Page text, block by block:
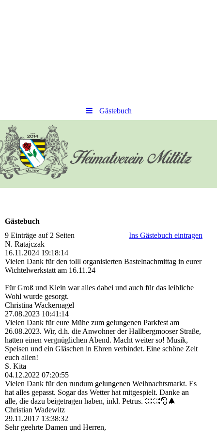
Gästebuch
Gästebuch
9 Einträge auf 2 Seiten
Ins Gästebuch eintragen
N. Ratajczak
16.11.2024 19:18:14
Vielen Dank für den tolll organisierten Bastelnachmittag in eurer
Wichtelwerkstatt am 16.11.24
Für Groß und Klein war alles dabei und auch für das leibliche
Wohl wurde gesorgt.
Christina Wackernagel
27.08.2023 10:41:14
Vielen Dank für eure Mühe zum gelungenen Parkfest am
26.08.2023. Wir, d.h. die Anwohner der Hallbergmooser Straße,
hatten einen vergnüglichen Abend. Macht weiter so! Musik,
Speisen und ein Gläschen in Ehren verbindet. Eine schöne Zeit
euch allen!
S. Kita
04.12.2022 07:20:55
Vielen Dank für den rundum gelungenen Weihnachtsmarkt. Es
hat alles gepasst. Sogar das Wetter hat mitgespielt. Danke an
alle, die dazu beigetragen haben, inkl. Petrus. 👏👏🎅🎄
Christian Wadewitz
29.11.2017 13:38:32
Sehr geehrte Damen und Herren,